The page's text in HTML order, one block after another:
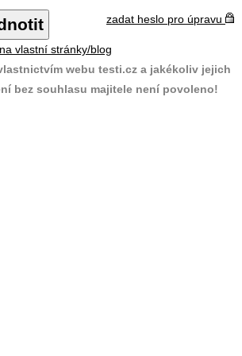
zadat heslo pro úpravu
vlastní stránky/blog
webu testi.cz a jakékoliv jejich
bez souhlasu majitele není povoleno!